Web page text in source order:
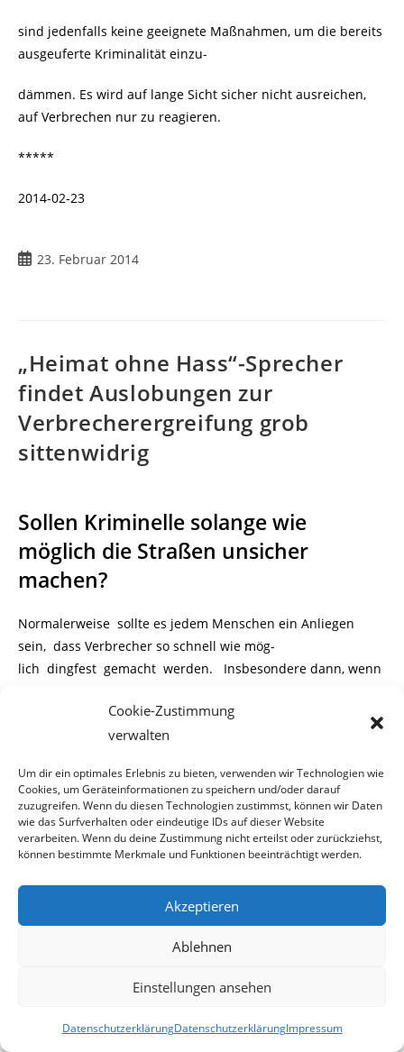
Cookie-Zustimmung
verwalten
Um dir ein optimales Erlebnis zu bieten, verwenden wir Technologien wie
Cookies, um Geräteinformationen zu speichern und/oder darauf
zuzugreifen. Wenn du diesen Technologien zustimmst, können wir Daten
wie das Surfverhalten oder eindeutige IDs auf dieser Website
verarbeiten. Wenn du deine Zustimmung nicht erteilst oder zurückziehst,
können bestimmte Merkmale und Funktionen beeinträchtigt werden.
Akzeptieren
Ablehnen
Einstellungen ansehen
DatenschutzerklärungDatenschutzerklärungImpressum
sind jedenfalls keine geeignete Maßnahmen, um die bereits
ausgeuferte Kriminalität einzu-
dämmen. Es wird auf lange Sicht sicher nicht ausreichen,
auf Verbrechen nur zu reagieren.
*****
2014-02-23
23. Februar 2014
„Heimat ohne Hass“-Sprecher
findet Auslobungen zur
Verbrecherergreifung grob
sittenwidrig
Sollen Kriminelle solange wie
möglich die Straßen unsicher
machen?
Normalerweise sollte es jedem Menschen ein Anliegen
sein, dass Verbrecher so schnell wie mög-
lich dingfest gemacht werden. Insbesondere dann, wenn
weise Vergewaltiger handelt. Um bei besonders
perfiden Verbrechen die Aufmerksamkeit
ausgelobt, die zur rascheren Ergreifung
des oder der Täter führen sollenund dies tatsächlich auch
sehr oft eintritt.
Solche Belohnungen werden sowohl von Behörden, als auch
von Privatpersonen ausgelobt.
In unzähligen Fällen konnte auf Grund dieser, der oder die
insbesondere Gewalttäter – von der